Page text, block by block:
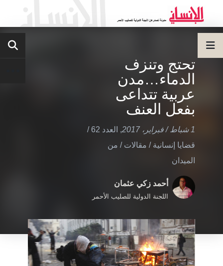
تحتج وتنزف
الدماء…مدن
عربية تتداعى
بفعل العنف
1 شباط / فبراير، 2017 , العدد 62
/
قضايا إنسانية / مقالات / من
الميدان
أحمد زكي عثمان
اللجنة الدولية للصليب الأحمر